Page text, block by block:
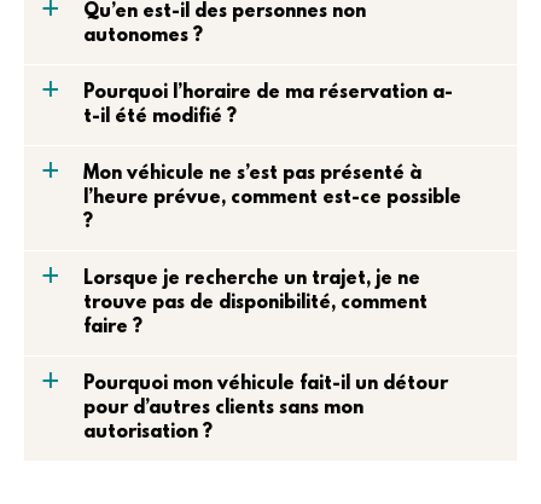
a
Qu’en est-il des personnes non
autonomes ?
a
Pourquoi l’horaire de ma réservation a-
t-il été modifié ?
a
Mon véhicule ne s’est pas présenté à
l’heure prévue, comment est-ce possible
?
a
Lorsque je recherche un trajet, je ne
trouve pas de disponibilité, comment
faire ?
a
Pourquoi mon véhicule fait-il un détour
pour d’autres clients sans mon
autorisation ?